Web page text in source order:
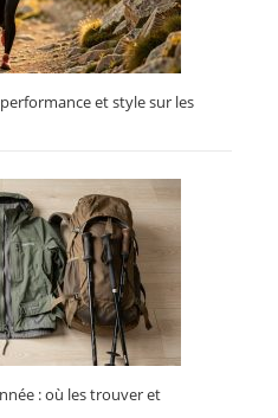
et style sur les
: où les trouver et